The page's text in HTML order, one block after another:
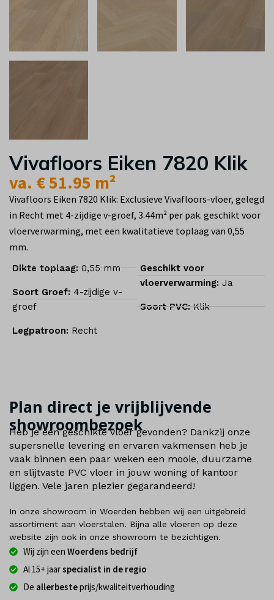
Vivafloors Eiken 7820 Klik
va. € 51.95 m²
Vivafloors Eiken 7820 Klik: Exclusieve Vivafloors-vloer, gelegd
in Recht met 4-zijdige v-groef, 3.44m² per pak. geschikt voor
vloerverwarming, met een kwalitatieve toplaag van 0,55
mm.
Dikte toplaag:0,55 mm
Soort Groef: 4-zijdige v-
groef
Legpatroon: Recht
Geschikt voor
vloerverwarming: Ja
Soort PVC:Klik
Plan direct je vrijblijvende
showroombezoek
Heb je een geschikte vloer gevonden? Dankzij onze
supersnelle levering en ervaren vakmensen heb je
vaak binnen een paar weken een mooie, duurzame
en slijtvaste PVC vloer in jouw woning of kantoor
liggen. Vele jaren plezier gegarandeerd!
In onze showroom in Woerden hebben wij een uitgebreid
assortiment aan vloerstalen. Bijna alle vloeren op deze
website zijn ook in onze showroom te bezichtigen.
Wij zijn een Woerdens bedrijf
Al 15+ jaarspecialist in de regio
De allerbesteprijs/kwaliteitverhouding